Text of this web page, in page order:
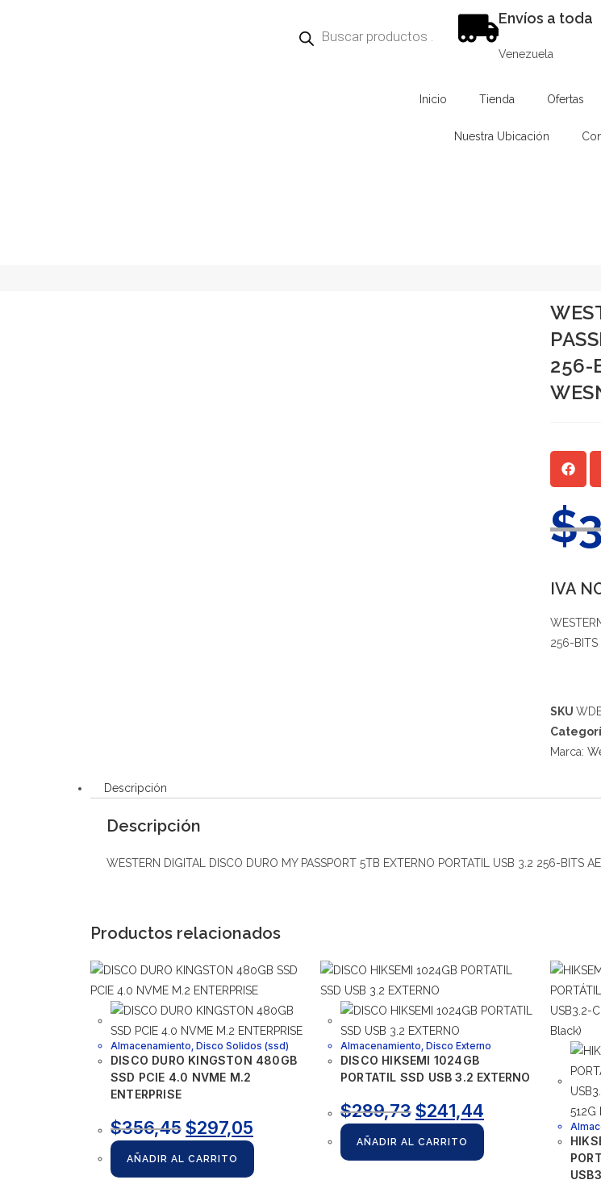
Envíos a toda
Venezuela
Inicio Tienda Ofertas
Nuestra Ubicación
256-
$
IVA
256-BITS
SKU
Marca:
Descripción
Descripción
WESTERN DIGITAL DISCO DURO MY PASSPORT 5TB EXTERNO PORTATIL USB 3.2 256-BITS
Productos relacionados
Almacenamiento, Disco Solidos (ssd)
DISCO DURO KINGSTON 480GB
SSD PCIE 4.0 NVME M.2
ENTERPRISE
$356,45$297,05
AÑADIR AL CARRITO
Almacenamiento, Disco Externo
DISCO HIKSEMI 1024GB
PORTATIL SSD USB 3.2 EXTERNO
$289,73$241,44
AÑADIR AL CARRITO